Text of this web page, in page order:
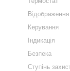
Керування
Індикація
Безпека
Ступінь